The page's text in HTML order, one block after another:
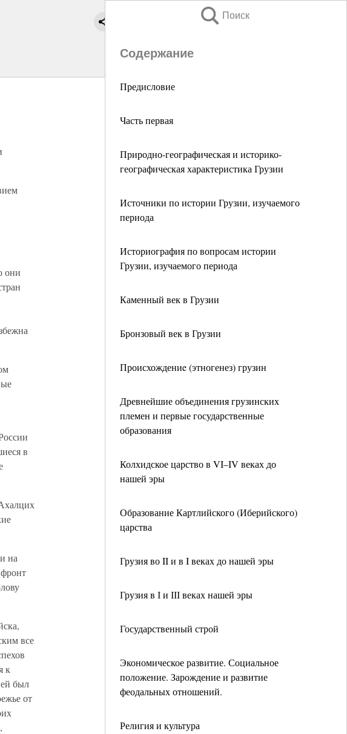
Поиск
Содержание
Предисловие
Часть первая
Природно-географическая и историко-
географическая характеристика Грузии
Источники по истории Грузии, изучаемого
периода
Историография по вопросам истории
Грузии, изучаемого периода
Каменный век в Грузии
Бронзовый век в Грузии
Происхождениe (этногенез) грузин
Древнейшие объединения грузинских
племен и первые государственные
образования
Колхидское царство в VI–IV веках до
нашей эры
Образование Картлийского (Иберийского)
царства
Грузия во II и в I веках до нашей эры
Грузия в І и ІІІ веках нашей эры
Государственный строй
Экономическое развитие. Социальное
положение. Зарождение и развитие
феодальных отношений.
Религия и культура
они
в
на
все
к
был
от